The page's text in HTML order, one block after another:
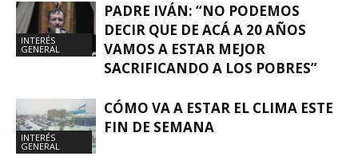
INTERÉS
GENERAL
PADRE IVÁN: “NO PODEMOS
DECIR QUE DE ACÁ A 20 AÑOS
VAMOS A ESTAR MEJOR
SACRIFICANDO A LOS POBRES”
INTERÉS
GENERAL
CÓMO VA A ESTAR EL CLIMA ESTE
FIN DE SEMANA